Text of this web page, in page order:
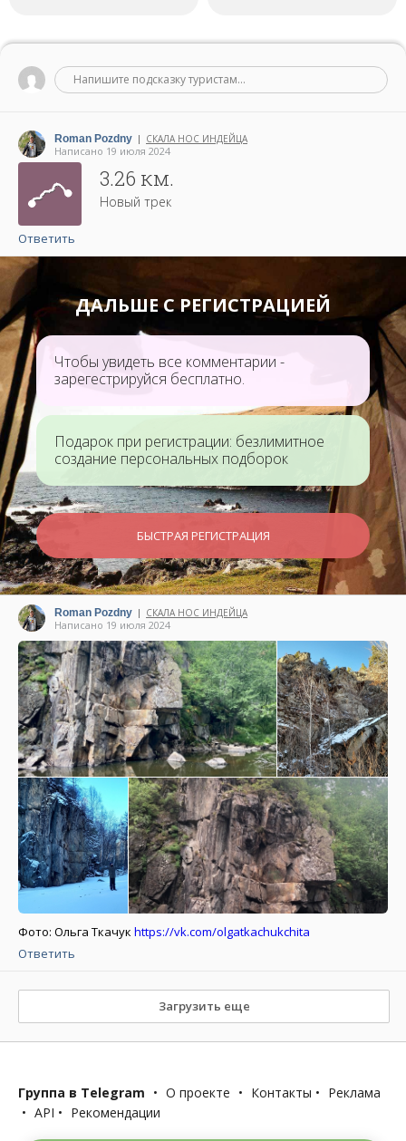
Напишите подсказку туристам...
Roman Pozdny | СКАЛА НОС ИНДЕЙЦА
Написано 19 июля 2024
3.26 км.
Новый трек
Ответить
ДАЛЬШЕ С РЕГИСТРАЦИЕЙ
Чтобы увидеть все комментарии -
зарегестрируйся бесплатно.
Подарок при регистрации: безлимитное
создание персональных подборок
БЫСТРАЯ РЕГИСТРАЦИЯ
Roman Pozdny | СКАЛА НОС ИНДЕЙЦА
Написано 19 июля 2024
Фото: Ольга Ткачук https://vk.com/olgatkachukchita
Ответить
Загрузить еще
Группа в Telegram • О проекте • Контакты • Реклама
• API • Рекомендации